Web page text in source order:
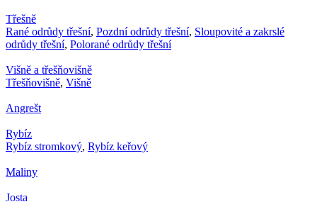
Třešně
Rané odrůdy třešní, Pozdní odrůdy třešní, Sloupovité a zakrslé
odrůdy třešní, Polorané odrůdy třešní
Višně a třešňovišně
Třešňovišně, Višně
Angrešt
Rybíz
Rybíz stromkový, Rybíz keřový
Maliny
Josta